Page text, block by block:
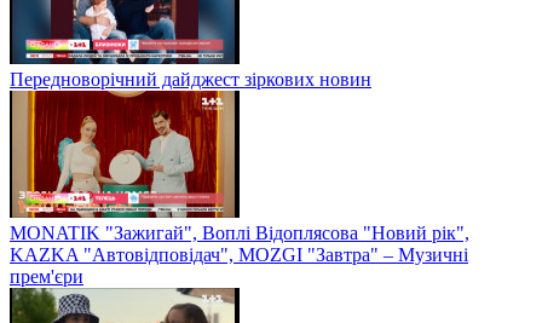
Передноворічний дайджест зіркових новин
MONATIK "Зажигай", Воплі Відоплясова "Новий рік",
KAZKA "Автовідповідач", MOZGI "Завтра" – Музичні
прем'єри